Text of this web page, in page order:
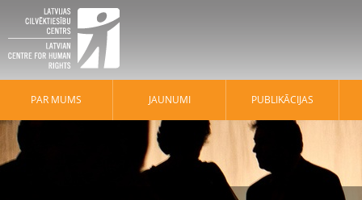
PAR MUMS JAUNUMI PUBLIKĀCIJAS